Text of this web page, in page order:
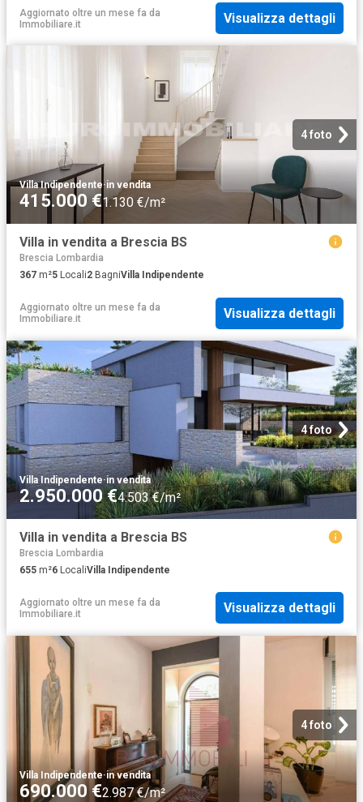
Aggiornato oltre un mese fa da
Immobiliare.it
Visualizza dettagli
4 foto
Villa Indipendente·in vendita
415.000 €1.130 €/m²
Villa in vendita a Brescia BS
Brescia Lombardia
367 m²5 Locali2 BagniVilla Indipendente
Aggiornato oltre un mese fa da
Immobiliare.it
Visualizza dettagli
4 foto
Villa Indipendente·in vendita
2.950.000 €4.503 €/m²
Villa in vendita a Brescia BS
Brescia Lombardia
655 m²6 LocaliVilla Indipendente
Aggiornato oltre un mese fa da
Immobiliare.it
Visualizza dettagli
4 foto
Villa Indipendente·in vendita
690.000 €2.987 €/m²